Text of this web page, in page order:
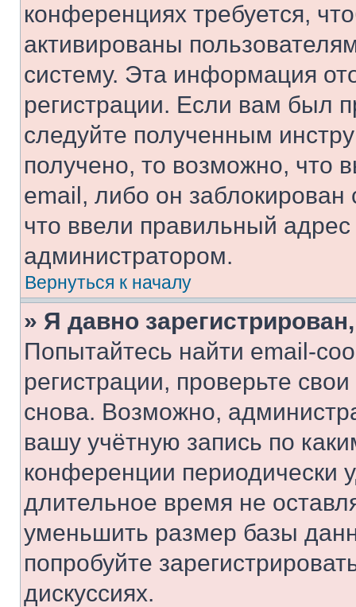
конференциях требуется,
активированы
систему. Эта информация
регистрации. Если вам был
следуйте полученным
получено, то возможно, что
email, либо он
что ввели правильный адрес
администратором.
Вернуться к началу
» Я давно
Попытайтесь найти email-
регистрации, проверьте
снова. Возможно,
вашу учётную запись по
конференции периодически
длительное время не
уменьшить размер базы
попробуйте
дискуссиях.